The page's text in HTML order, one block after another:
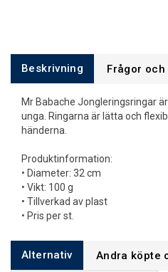
Beskrivning Frågor och
Mr Babache Jongleringsringar
unga. Ringarna är lätta och
händerna.
Produktinformation:
• Diameter: 32 cm
• Vikt: 100 g
• Tillverkad av plast
• Pris per st.
Alternativ Andra köpte